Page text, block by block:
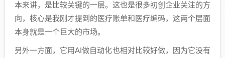
本来讲，是比较关键的一层。这也是很多初创企业关注的方
向，核心是我刚才提到的医疗账单和医疗编码，这两个层面
本身就是一个巨大的市场。
另外一方面，它用AI做自动化也相对比较好做，因为它没有